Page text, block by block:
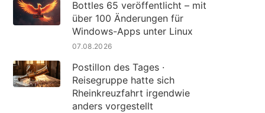
Bottles 65 veröffentlicht – mit
über 100 Änderungen für
Windows-Apps unter Linux
07.08.2026
Postillon des Tages ·
Reisegruppe hatte sich
Rheinkreuzfahrt irgendwie
anders vorgestellt